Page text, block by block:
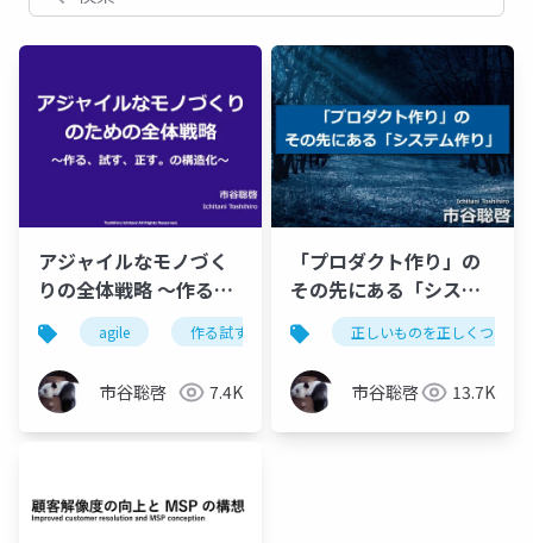
アジャイルなモノづく
りの全体戦略 〜作る、
試す、正す。の構造
化〜
agile 作る試す正す
市谷聡啓 7.4K
「プロダクト作り」の
その先にある「システ
ム作り」正しいものを正しくつくる
市谷聡啓 13.7K